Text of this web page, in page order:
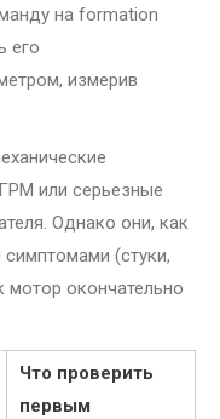
на formation
его
измерив
или серьезные
Однако они, как
(стуки,
окончательно
Что проверить
первым